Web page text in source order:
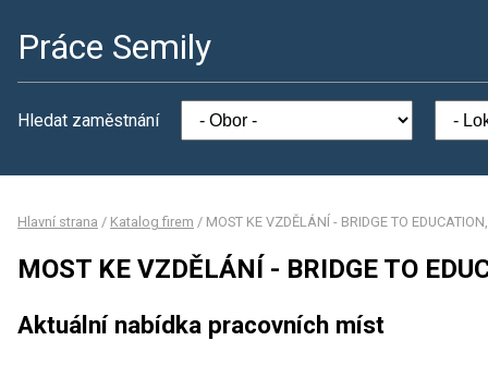
Práce Semily
Hledat zaměstnání
Hlavní strana / Katalog firem / MOST KE VZDĚLÁNÍ - BRIDGE TO
MOST KE VZDĚLÁNÍ - BRIDGE TO
Aktuální nabídka pracovních míst